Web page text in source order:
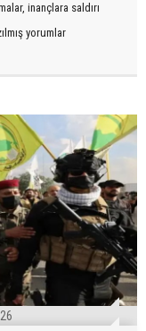
inançlara saldırı
yorumlar